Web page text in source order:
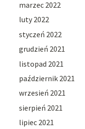
marzec 2022
luty 2022
styczeń 2022
grudzień 2021
listopad 2021
październik 2021
wrzesień 2021
sierpień 2021
lipiec 2021